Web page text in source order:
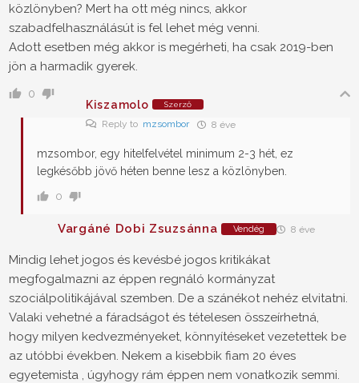
közlönyben? Mert ha ott még nincs, akkor
szabadfelhasználásút is fel lehet még venni.
Adott esetben még akkor is megérheti, ha csak 2019-ben
jön a harmadik gyerek.
0
Kiszamolo
Szerző
Reply to mzsombor 8 éve
mzsombor, egy hitelfelvétel minimum 2-3 hét, ez
legkésőbb jövő héten benne lesz a közlönyben.
0
Vargáné Dobi Zsuzsánna Vendég 8 éve
Mindig lehet jogos és kevésbé jogos kritikákat
megfogalmazni az éppen regnáló kormányzat
szociálpolitikájával szemben. De a szánékot nehéz elvitatni.
Valaki vehetné a fáradságot és tételesen összeírhetná,
hogy milyen kedvezményeket, könnyítéseket vezetettek be
az utóbbi években. Nekem a kisebbik fiam 20 éves
egyetemista , úgyhogy rám éppen nem vonatkozik semmi.